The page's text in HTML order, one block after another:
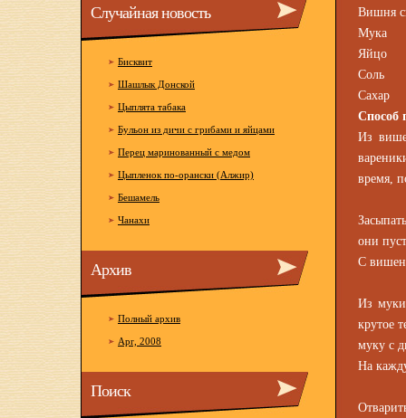
Вишня
Мука
Яйцо
Соль
Сахар
Способ
Из
время,
они
С вишен,
Из
крутое
муку с
На
Случайная новость
Бисквит
Шашлык Донской
Цыплята табака
Бульон из дичи с грибами и яйцами
Перец маринованный с медом
Цыпленок по-орански (Алжир)
Бешамель
Чанахи
Архив
Полный архив
Apr, 2008
Поиск